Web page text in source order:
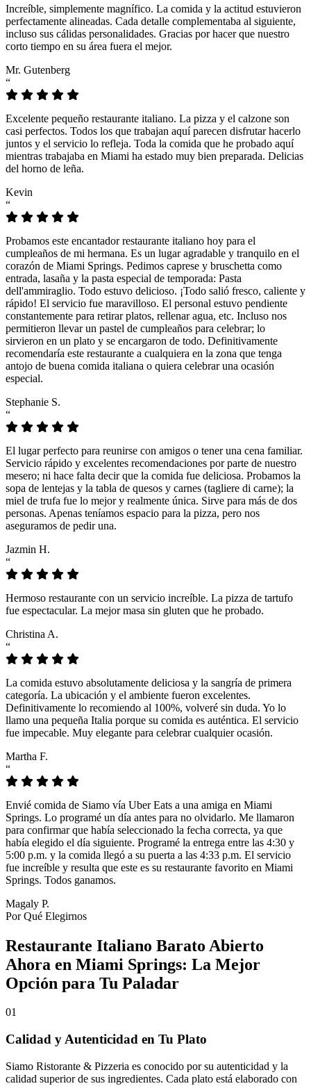
Increíble, simplemente magnífico. La comida y la actitud estuvieron
perfectamente alineadas. Cada detalle complementaba al siguiente,
incluso sus cálidas personalidades. Gracias por hacer que nuestro
corto tiempo en su área fuera el mejor.
Mr. Gutenberg
“
Excelente pequeño restaurante italiano. La pizza y el calzone son
casi perfectos. Todos los que trabajan aquí parecen disfrutar hacerlo
juntos y el servicio lo refleja. Toda la comida que he probado aquí
mientras trabajaba en Miami ha estado muy bien preparada. Delicias
del horno de leña.
Kevin
“
Probamos este encantador restaurante italiano hoy para el
cumpleaños de mi hermana. Es un lugar agradable y tranquilo en el
corazón de Miami Springs. Pedimos caprese y bruschetta como
entrada, lasaña y la pasta especial de temporada: Pasta
dell'ammiraglio. Todo estuvo delicioso. ¡Todo salió fresco, caliente y
rápido! El servicio fue maravilloso. El personal estuvo pendiente
constantemente para retirar platos, rellenar agua, etc. Incluso nos
permitieron llevar un pastel de cumpleaños para celebrar; lo
sirvieron en un plato y se encargaron de todo. Definitivamente
recomendaría este restaurante a cualquiera en la zona que tenga
antojo de buena comida italiana o quiera celebrar una ocasión
especial.
Stephanie S.
“
El lugar perfecto para reunirse con amigos o tener una cena familiar.
Servicio rápido y excelentes recomendaciones por parte de nuestro
mesero; ni hace falta decir que la comida fue deliciosa. Probamos la
sopa de lentejas y la tabla de quesos y carnes (tagliere di carne); la
miel de trufa fue lo mejor y realmente única. Sirve para más de dos
personas. Apenas teníamos espacio para la pizza, pero nos
aseguramos de pedir una.
Jazmin H.
“
Hermoso restaurante con un servicio increíble. La pizza de tartufo
fue espectacular. La mejor masa sin gluten que he probado.
Christina A.
“
La comida estuvo absolutamente deliciosa y la sangría de primera
categoría. La ubicación y el ambiente fueron excelentes.
Definitivamente lo recomiendo al 100%, volveré sin duda. Yo lo
llamo una pequeña Italia porque su comida es auténtica. El servicio
fue impecable. Muy elegante para celebrar cualquier ocasión.
Martha F.
“
Envié comida de Siamo vía Uber Eats a una amiga en Miami
Springs. Lo programé un día antes para no olvidarlo. Me llamaron
para confirmar que había seleccionado la fecha correcta, ya que
había elegido el día siguiente. Programé la entrega entre las 4:30 y
5:00 p.m. y la comida llegó a su puerta a las 4:33 p.m. El servicio
fue increíble y resulta que este es su restaurante favorito en Miami
Springs. Todos ganamos.
Magaly P.
Por Qué Elegirnos
Restaurante Italiano Barato Abierto
Ahora en Miami Springs: La Mejor
Opción para Tu Paladar
01
Calidad y Autenticidad en Tu Plato
Siamo Ristorante & Pizzeria es conocido por su autenticidad y la
calidad superior de sus ingredientes. Cada plato está elaborado con